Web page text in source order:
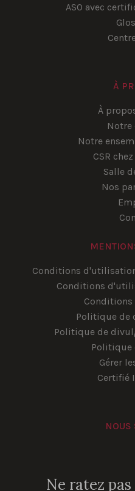
ASO avec
À
À
Notre
Notre
CSR
Salle
Nos
Conditions
Conditions
Politique de
Politique de
Politique
Gérer
Certifié
NOUS
Ne ratez